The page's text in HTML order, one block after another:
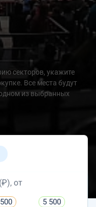
секторов, укажите
Все места будут
из выбранных
от
5 500